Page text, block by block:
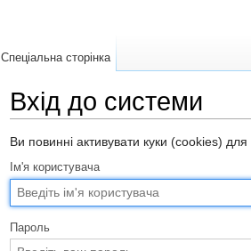
Вхід до системи
Ви повинні активувати куки (cookies)
Ім'я користувача
Пароль
Спеціальна сторінка